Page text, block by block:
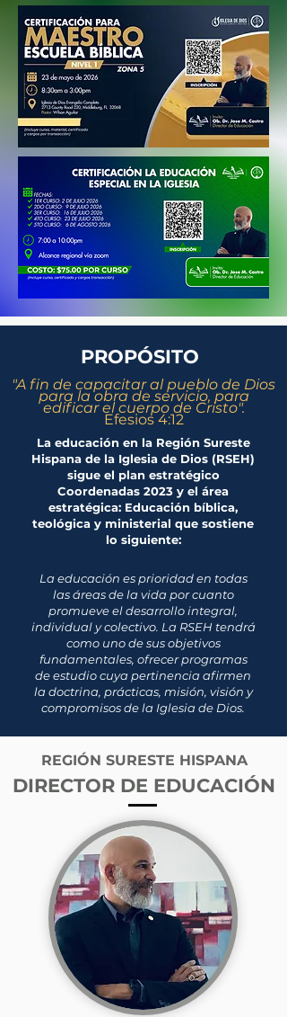
PROPÓSITO
"A fin de capacitar al pueblo de Dios
para la obra de servicio, para
edificar el cuerpo de Cristo".
Efesios 4:12
La educación en la Región Sureste
Hispana de la Iglesia de Dios (RSEH)
sigue el plan estratégico
Coordenadas 2023 y el área
estratégica: Educación bíblica,
teológica y ministerial que sostiene
lo siguiente:
La educación es prioridad en todas
las áreas de la vida por cuanto
promueve el desarrollo integral,
individual y colectivo. La RSEH tendrá
como uno de sus objetivos
fundamentales, ofrecer programas
de estudio cuya pertinencia afirmen
la doctrina, prácticas, misión, visión y
compromisos de la Iglesia de Dios.
REGIÓN SURESTE HISPANA
DIRECTOR DE EDUCACIÓN